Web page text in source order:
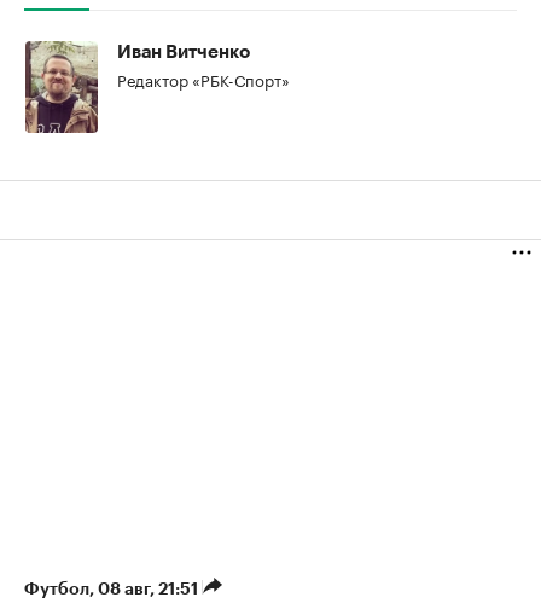
Иван Витченко
Редактор «РБК-Спорт»
Футбол⁠, 08 авг, 21:51